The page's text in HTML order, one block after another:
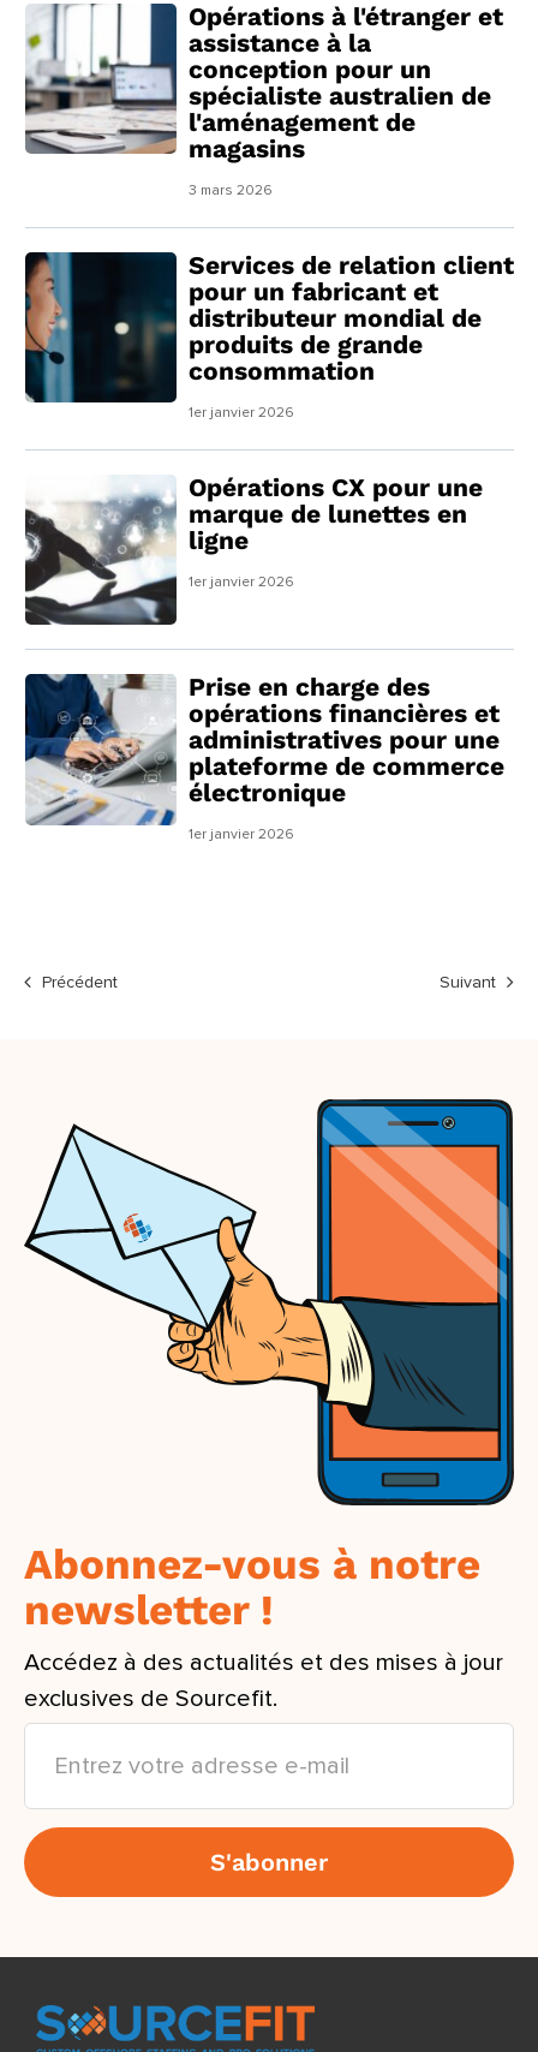
Opérations à l'étranger et
assistance à la
conception pour un
spécialiste australien de
l'aménagement de
magasins
3 mars 2026
Services de relation client
pour un fabricant et
distributeur mondial de
produits de grande
consommation
1er janvier 2026
Opérations CX pour une
marque de lunettes en
ligne
1er janvier 2026
Prise en charge des
opérations financières et
administratives pour une
plateforme de commerce
électronique
1er janvier 2026
Précédent Suivant
Abonnez-vous à notre
newsletter !
Accédez à des actualités et des mises à jour
exclusives de Sourcefit.